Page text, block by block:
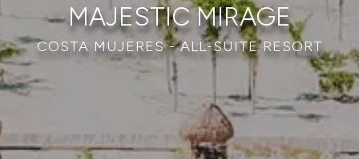
MAJESTIC MIRAGE
COSTA MUJERES - ALL-SUITE RESORT